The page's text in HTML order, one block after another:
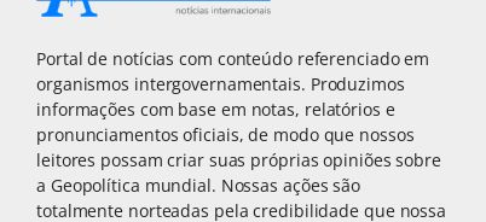
Portal de notícias com conteúdo referenciado em
organismos intergovernamentais. Produzimos
informações com base em notas, relatórios e
pronunciamentos oficiais, de modo que nossos
leitores possam criar suas próprias opiniões sobre
a Geopolítica mundial. Nossas ações são
totalmente norteadas pela credibilidade que nossa